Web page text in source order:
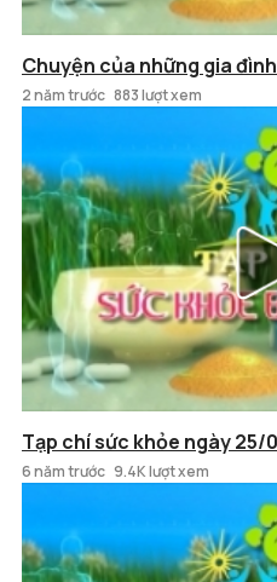
Chuyện của những gia
2 năm trước 883 lượt xem
Tạp chí sức khỏe ngày 25/
6 năm trước 9.4K lượt xem